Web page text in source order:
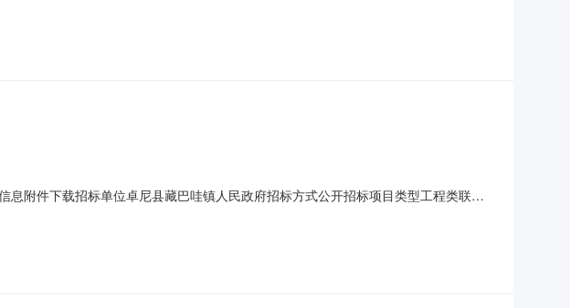
家发展和改革委员会令第16号）及《甘肃省人民政府办公厅转发省公共资源交易局
附件下载招标单位卓尼县藏巴哇镇人民政府招标方式公开招标项目类型工程类联系
患点治理建设项目，已由卓尼县水务局卓水务字（2025）171号文件批准建